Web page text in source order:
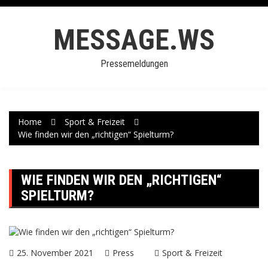
Skip
MESSAGE.WS
Pressemeldungen
Home
Sport & Freizeit
Wie finden wir den „richtigen“ Spielturm?
WIE FINDEN WIR DEN „RICHTIGEN“
SPIELTURM?
25. November 2021 Press Sport & Freizeit